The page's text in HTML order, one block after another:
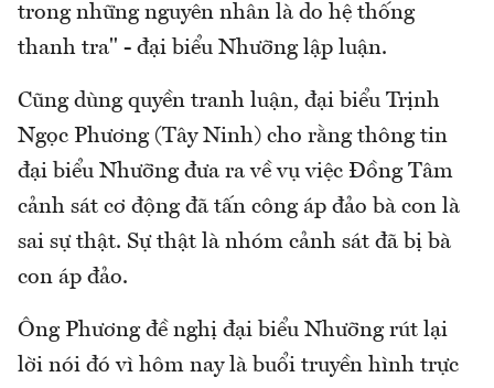
trong những nguyên nhân là do hệ thống
thanh tra" - đại biểu Nhưỡng lập luận.
Cũng dùng quyền tranh luận, đại biểu Trịnh
Ngọc Phương (Tây Ninh) cho rằng thông tin
đại biểu Nhưỡng đưa ra về vụ việc Đồng Tâm
cảnh sát cơ động đã tấn công áp đảo bà con là
sai sự thật. Sự thật là nhóm cảnh sát đã bị bà
con áp đảo.
Ông Phương đề nghị đại biểu Nhưỡng rút lại
lời nói đó vì hôm nay là buổi truyền hình trực